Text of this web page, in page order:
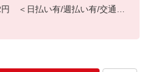
＜日払い有/週払い有/交通費
む)＞